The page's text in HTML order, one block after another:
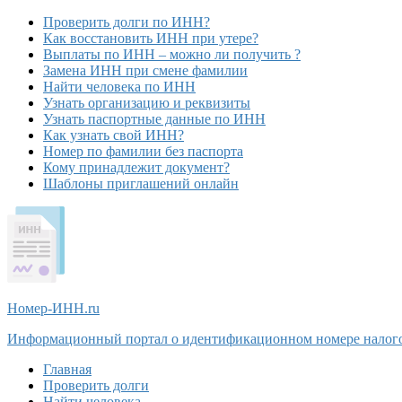
Проверить долги по ИНН?
Как восстановить ИНН при утере?
Выплаты по ИНН – можно ли получить ?
Замена ИНН при смене фамилии
Найти человека по ИНН
Узнать организацию и реквизиты
Узнать паспортные данные по ИНН
Как узнать свой ИНН?
Номер по фамилии без паспорта
Кому принадлежит документ?
Шаблоны приглашений онлайн
Номер-ИНН.ru
Информационный портал о идентификационном номере
Главная
Проверить долги